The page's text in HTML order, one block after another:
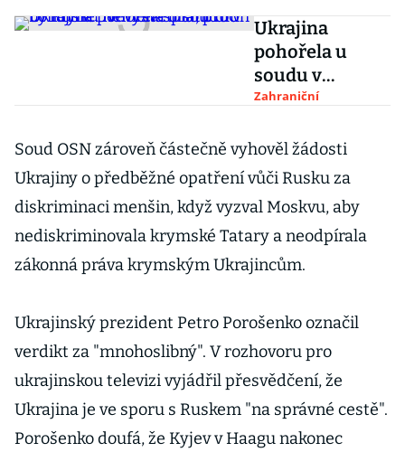
Ukrajina
pohořela u
soudu v
Londýně.
proč by Rusku
neměla splatit
Zahraniční
Soud OSN zároveň částečně vyhověl žádosti
Ukrajiny o předběžné opatření vůči Rusku za
diskriminaci menšin, když vyzval Moskvu, aby
nediskriminovala krymské Tatary a neodpírala
zákonná práva krymským Ukrajincům.
Ukrajinský prezident Petro Porošenko označil
verdikt za "mnohoslibný". V rozhovoru pro
ukrajinskou televizi vyjádřil přesvědčení, že
Ukrajina je ve sporu s Ruskem "na správné cestě".
Porošenko doufá, že Kyjev v Haagu nakonec